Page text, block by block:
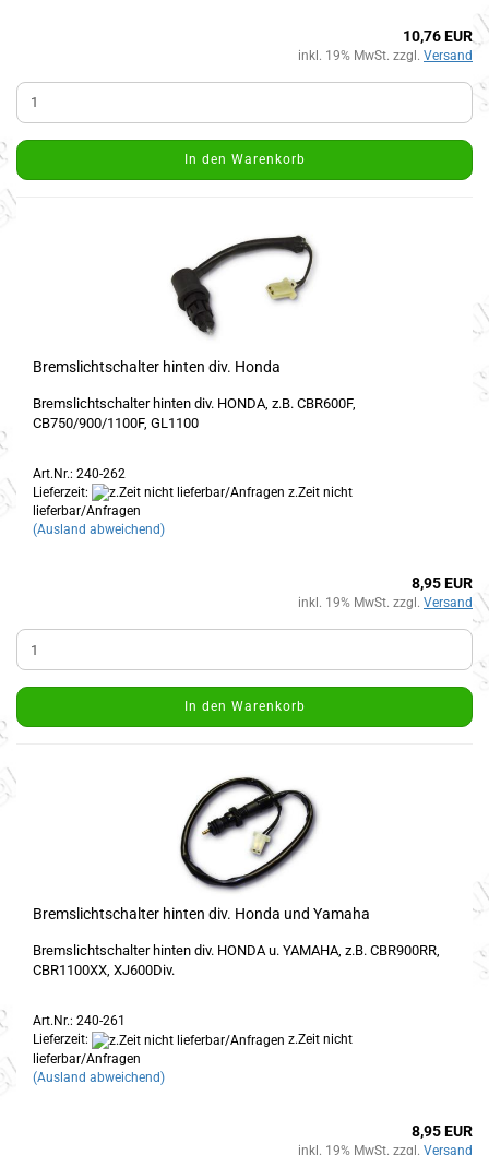
10,76 EUR
inkl. 19% MwSt. zzgl. Versand
In den Warenkorb
Bremslichtschalter hinten div. Honda
Bremslichtschalter hinten div. HONDA, z.B. CBR600F,
CB750/900/1100F, GL1100
Art.Nr.: 240-262
Lieferzeit:
z.Zeit nicht
lieferbar/Anfragen
(Ausland abweichend)
8,95 EUR
inkl. 19% MwSt. zzgl. Versand
In den Warenkorb
Bremslichtschalter hinten div. Honda und Yamaha
Bremslichtschalter hinten div. HONDA u. YAMAHA, z.B. CBR900RR,
CBR1100XX, XJ600Div.
Art.Nr.: 240-261
Lieferzeit:
z.Zeit nicht
lieferbar/Anfragen
(Ausland abweichend)
8,95 EUR
inkl. 19% MwSt. zzgl. Versand